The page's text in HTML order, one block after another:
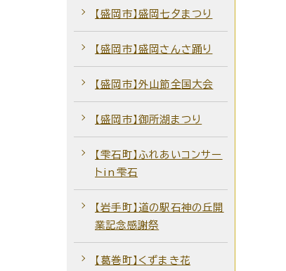
【盛岡市】盛岡七夕まつり
【盛岡市】盛岡さんさ踊り
【盛岡市】外山節全国大会
【盛岡市】御所湖まつり
【雫石町】ふれあいコンサー
トin雫石
【岩手町】道の駅石神の丘開
業記念感謝祭
【葛巻町】くずまき花